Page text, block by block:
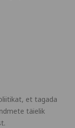
et tagada
täielik